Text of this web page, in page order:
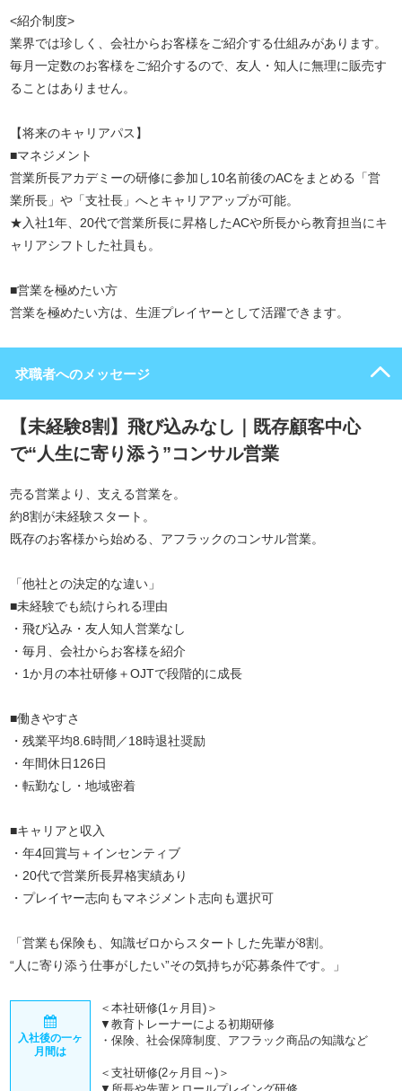
<紹介制度>
業界では珍しく、会社からお客様をご紹介する仕組みがあります。
毎月一定数のお客様をご紹介するので、友人・知人に無理に販売す
ることはありません。
【将来のキャリアパス】
■マネジメント
営業所長アカデミーの研修に参加し10名前後のACをまとめる「営
業所長」や「支社長」へとキャリアアップが可能。
★入社1年、20代で営業所長に昇格したACや所長から教育担当にキ
ャリアシフトした社員も。
■営業を極めたい方
営業を極めたい方は、生涯プレイヤーとして活躍できます。
求職者へのメッセージ
【未経験8割】飛び込みなし｜既存顧客中心
で“人生に寄り添う”コンサル営業
売る営業より、支える営業を。
約8割が未経験スタート。
既存のお客様から始める、アフラックのコンサル営業。
「他社との決定的な違い」
■未経験でも続けられる理由
・飛び込み・友人知人営業なし
・毎月、会社からお客様を紹介
・1か月の本社研修＋OJTで段階的に成長
■働きやすさ
・残業平均8.6時間／18時退社奨励
・年間休日126日
・転勤なし・地域密着
■キャリアと収入
・年4回賞与＋インセンティブ
・20代で営業所長昇格実績あり
・プレイヤー志向もマネジメント志向も選択可
「営業も保険も、知識ゼロからスタートした先輩が8割。
“人に寄り添う仕事がしたい”その気持ちが応募条件です。」
入社後の一ヶ
月間は
＜本社研修(1ヶ月目)＞
▼教育トレーナーによる初期研修
・保険、社会保障制度、アフラック商品の知識など
＜支社研修(2ヶ月目～)＞